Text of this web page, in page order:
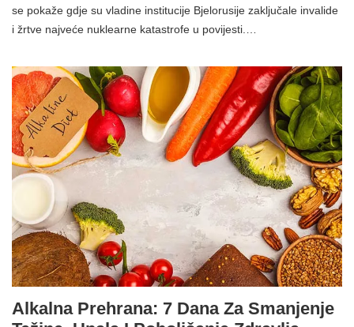
se pokaže gdje su vladine institucije Bjelorusije zaključale invalide
i žrtve najveće nuklearne katastrofe u povijesti.…
Alkalna Prehrana: 7 Dana Za Smanjenje